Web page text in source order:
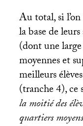
Au total, si
la base de
(dont une large
moyennes et
meilleurs
(tranche 4),
la moitié des
quartiers